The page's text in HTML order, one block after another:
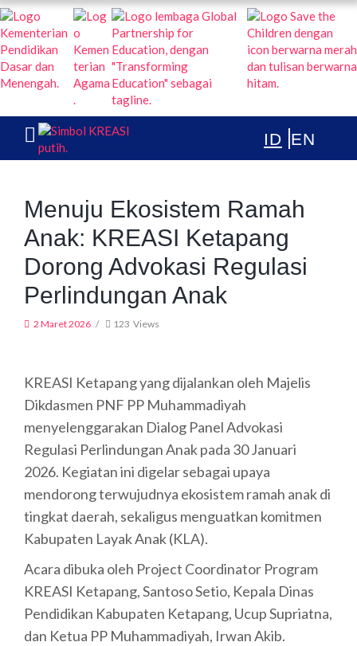
KREASI KOLABORASI UNTUK EDUKASI ANAK INDONESIA
TENTANG
PUBLIKASI
Menuju Ekosistem Ramah
Anak: KREASI Ketapang
Dorong Advokasi Regulasi
Perlindungan Anak
2 Maret 2026 123 Views
KREASI Ketapang yang dijalankan oleh Majelis
Dikdasmen PNF PP Muhammadiyah
menyelenggarakan Dialog Panel Advokasi
Regulasi Perlindungan Anak pada 30 Januari
2026. Kegiatan ini digelar sebagai upaya
mendorong terwujudnya ekosistem ramah anak di
tingkat daerah, sekaligus menguatkan komitmen
Kabupaten Layak Anak (KLA).
Acara dibuka oleh Project Coordinator Program
KREASI Ketapang, Santoso Setio, Kepala Dinas
Pendidikan Kabupaten Ketapang, Ucup Supriatna,
dan Ketua PP Muhammadiyah, Irwan Akib.